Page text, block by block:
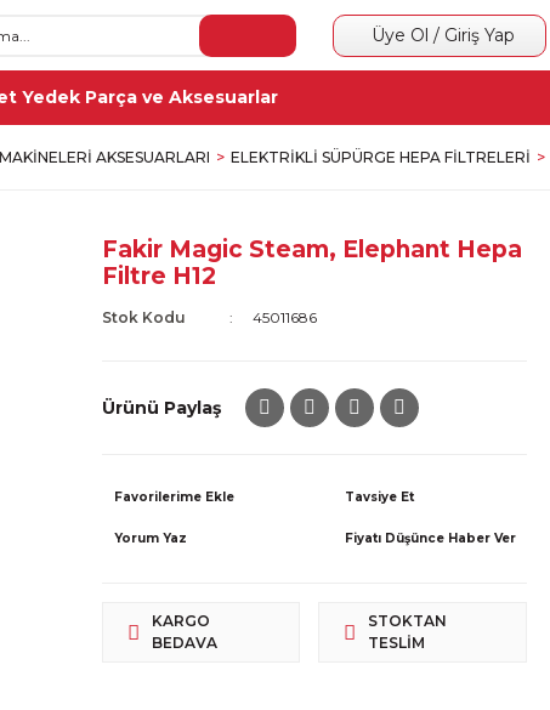
Üye Ol / Giriş Yap
Yedek Parça ve Aksesuarlar
AKSESUARLARI ELEKTRIKLI SÜPÜRGE HEPA FILTRELERI
Fakir Magic Steam, Elephant Hepa
Filtre H12
Stok Kodu 45011686
Ürünü Paylaş
Tavsiye Et
Yorum Yaz Fiyatı Düşünce Haber Ver
KARGO
BEDAVA
STOKTAN
TESLIM